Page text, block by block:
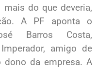
do que deveria,
A PF aponta o
Barros Costa,
amigo de
dono da empresa. A